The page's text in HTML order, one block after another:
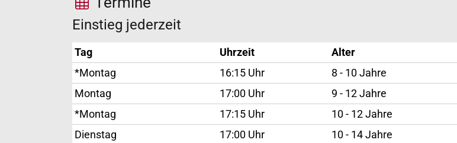
Einstieg jederzeit
Tag Uhrzeit Alter
*Montag
16:15 Uhr 8 - 10 Jahre
Montag
17:00 Uhr 9 - 12 Jahre
*Montag
17:15 Uhr 10 - 12 Jahre
Dienstag
17:00 Uhr 10 - 14 Jahre